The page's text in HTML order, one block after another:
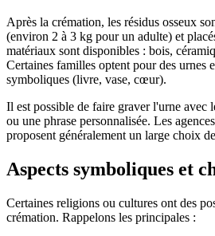
Après la crémation, les résidus osseux
(environ 2 à 3 kg pour un adulte) et
matériaux sont disponibles : bois,
Certaines familles optent pour des urnes
symboliques (livre, vase, cœur).
Il est possible de faire graver l'urne avec
ou une phrase personnalisée. Les
proposent généralement un large choix
Aspects symboliques et
Certaines religions ou cultures ont des
crémation. Rappelons les principales :